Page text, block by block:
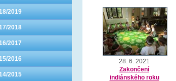
2019
2018
2017
2016
2015
28. 6. 2021
Zakončení
indiánského roku